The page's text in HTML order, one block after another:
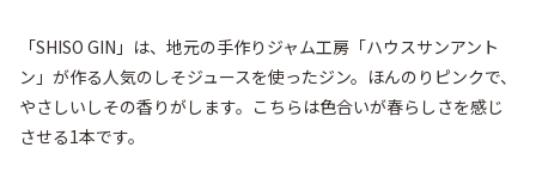
「SHISO GIN」は、地元の手作りジャム工房「ハウスサンアント
ン」が作る人気のしそジュースを使ったジン。ほんのりピンクで、
やさしいしその香りがします。こちらは色合いが春らしさを感じ
させる1本です。